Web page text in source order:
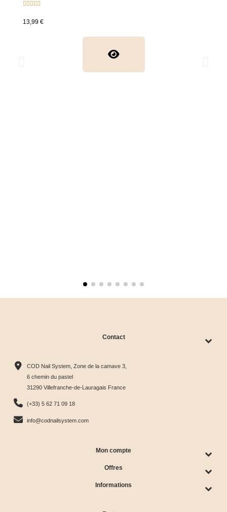

13,99 €
Contact
COD Nail System, Zone de la camave 3,
6 chemin du pastel
31290 Villefranche-de-Lauragais France
(+33) 5 62 71 09 18
info@codnailsystem.com
Mon compte
Offres
Informations